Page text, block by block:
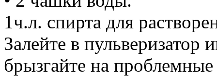
1ч.л. спирта для
Залейте в пульверизатор
брызгайте на